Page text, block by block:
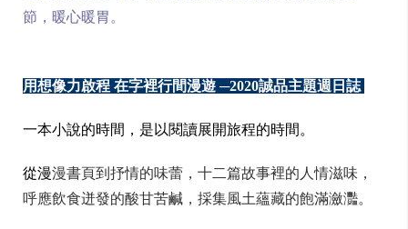
節，暖心暖胃。
用想像力啟程 在字裡行間漫遊 ─2020誠品主題週日誌
一本小說的時間，是以閱讀展開旅程的時間。
從漫漫書頁到抒情的味蕾，十二篇故事裡的人情滋味，
呼應飲食迸發的酸甘苦鹹，採集風土蘊藏的飽滿瀲灩。